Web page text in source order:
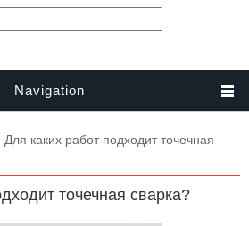
Navigation
Для каких работ подходит точечная
точечная сварка?